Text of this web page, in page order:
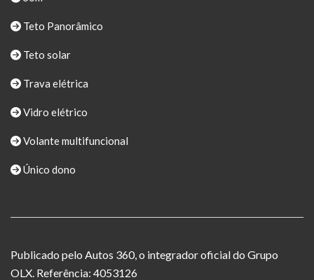
Teto Panorâmico
Teto solar
Trava elétrica
Vidro elétrico
Volante multifuncional
Único dono
Publicado pelo Autos 360, o integrador oficial do Grupo
OLX. Referência: 4053126